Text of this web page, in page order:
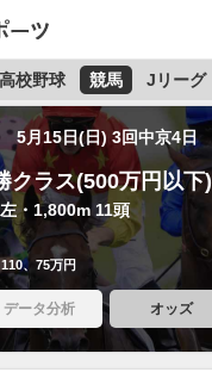
高校野球 競馬 Jリーグ
5月15日(日) 3回中京4日
クラス(500万円以下)
・1,800m 11頭
、75万円
データ分析 オッズ